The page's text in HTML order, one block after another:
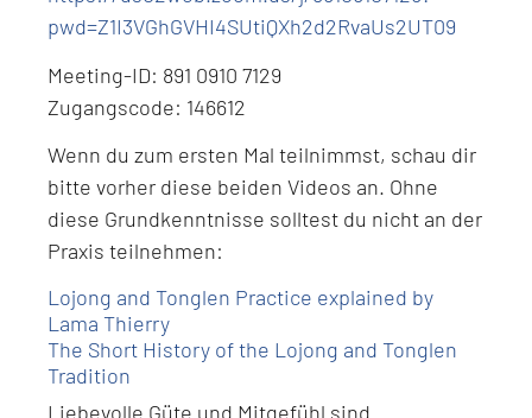
pwd=Z1I3VGhGVHI4SUtiQXh2d2RvaUs2UT09
Meeting-ID: 891 0910 7129
Zugangscode: 146612
Wenn du zum ersten Mal teilnimmst, schau dir
bitte vorher diese beiden Videos an. Ohne
diese Grundkenntnisse solltest du nicht an der
Praxis teilnehmen:
Lojong and Tonglen Practice explained by
Lama Thierry
The Short History of the Lojong and Tonglen
Tradition
Liebevolle Güte und Mitgefühl sind